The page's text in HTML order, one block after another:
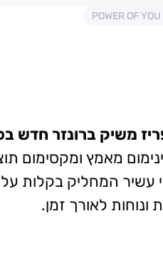
משיק ברונזר חדש
המחליק בקלות על
ונוחות לאורך זמן.